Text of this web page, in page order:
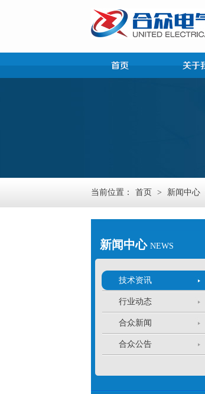
当前位置： 首页 > 新闻中心
新闻中心 NEWS
技术资讯
行业动态
合众新闻
合众公告